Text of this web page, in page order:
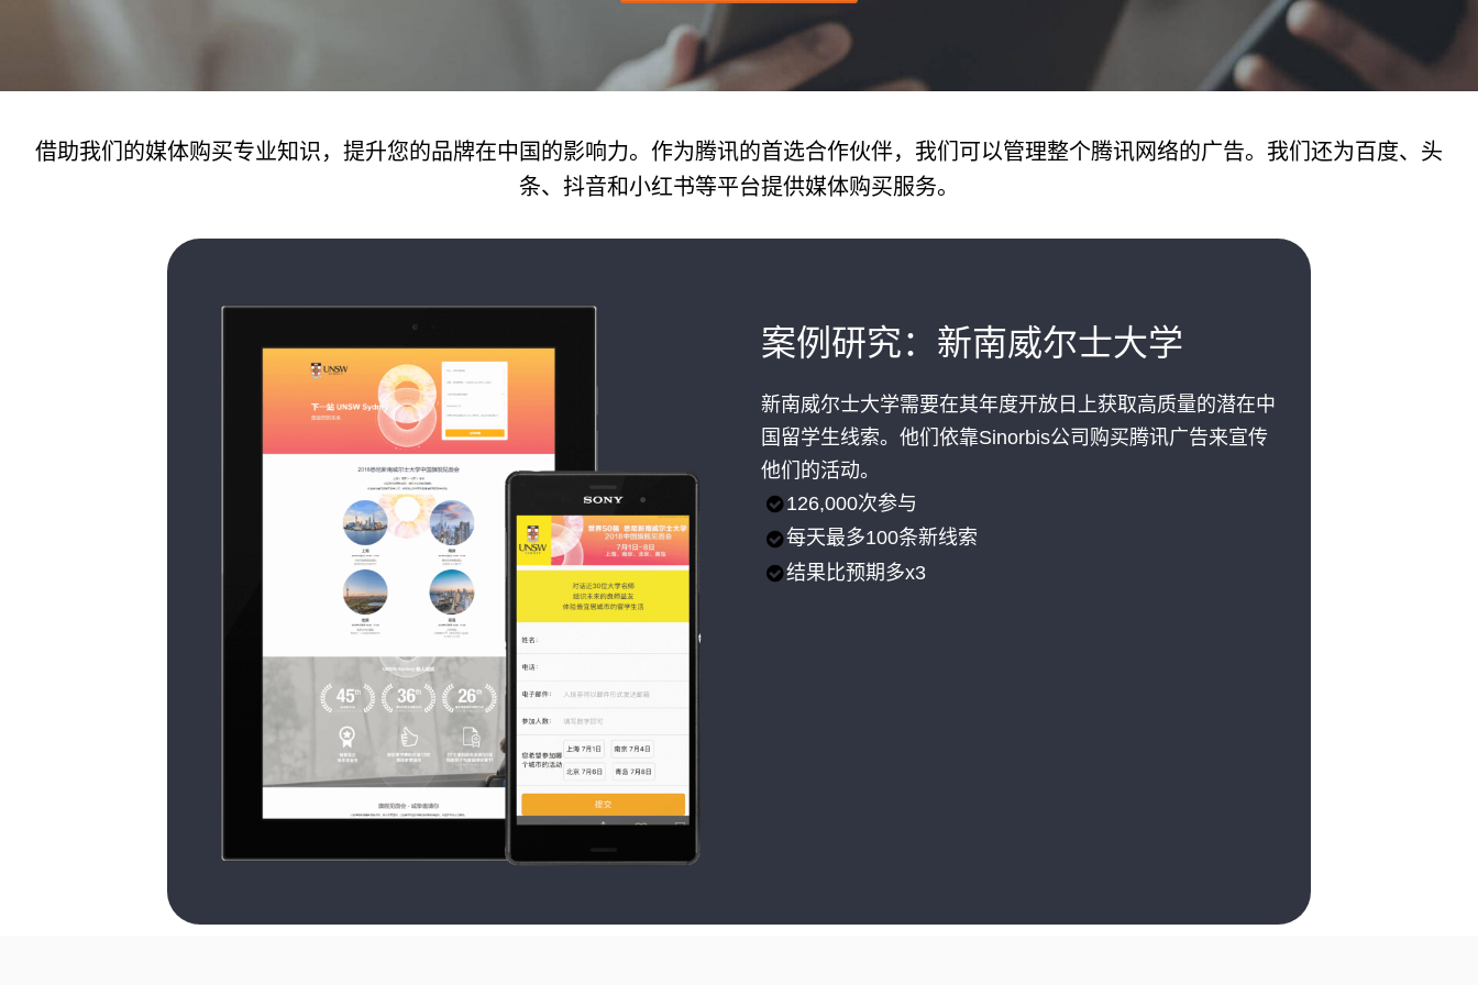
借助我们的媒体购买专业知识，提升您的品牌在中国的影响力。作为腾讯的首选合作伙伴，我们可以管理整个腾讯网络的广告。我们还为百度、头
条、抖音和小红书等平台提供媒体购买服务。
案例研究：新南威尔士大学
新南威尔士大学需要在其年度开放日上获取高质量的潜在中
国留学生线索。他们依靠Sinorbis公司购买腾讯广告来宣传
他们的活动。
126,000次参与
每天最多100条新线索
结果比预期多x3